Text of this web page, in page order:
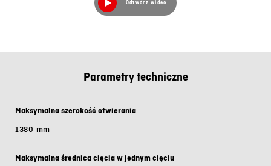
Odtwórz wideo
Parametry techniczne
Maksymalna szerokość otwierania
1380 mm
Maksymalna średnica cięcia w jednym cięciu